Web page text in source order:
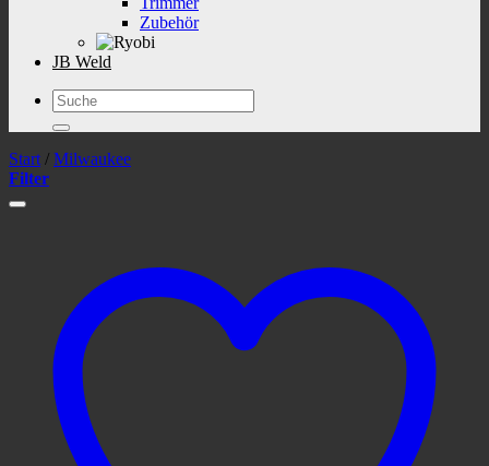
Zubehör
JB Weld
Suchen
nach:
Start / Milwaukee
Filter